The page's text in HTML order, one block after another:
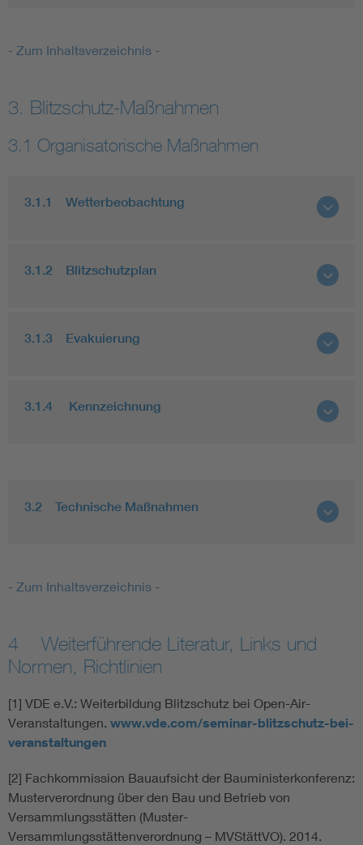
- Zum Inhaltsverzeichnis -
3. Blitzschutz-Maßnahmen
3.1 Organisatorische Maßnahmen
3.1.1 Wetterbeobachtung
3.1.2 Blitzschutzplan
3.1.3 Evakuierung
3.1.4 Kennzeichnung
3.2 Technische Maßnahmen
- Zum Inhaltsverzeichnis -
4 Weiterführende Literatur, Links und
Normen, Richtlinien
[1] VDE e.V.: Weiterbildung Blitzschutz bei Open-Air-
Veranstaltungen. www.vde.com/seminar-blitzschutz-bei-
veranstaltungen
[2] Fachkommission Bauaufsicht der Bauministerkonferenz:
Musterverordnung über den Bau und Betrieb von
Versammlungsstätten (Muster-
Versammlungsstättenverordnung – MVStättVO). 2014.